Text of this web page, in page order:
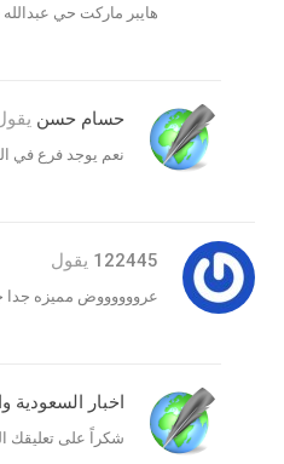
هايبر ماركت حي عبدالله
حسام حسن
نعم يوجد فرع في
122445 يقول
عرووووووض مميزه جدا
اخبار السعودية
شكراً على تعليقك